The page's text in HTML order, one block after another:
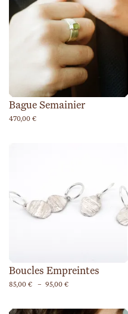
Bague Semainier
470,00 €
Boucles Empreintes
85,00 € – 95,00 €
85,00 €